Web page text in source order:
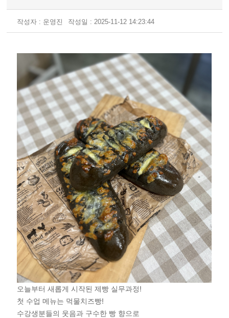
작성자 : 운영진 작성일 : 2025-11-12 14:23:44
오늘부터 새롭게 시작된 제빵 실무과정!
첫 수업 메뉴는 먹물치즈빵!
수강생분들의 웃음과 구수한 빵 향으로